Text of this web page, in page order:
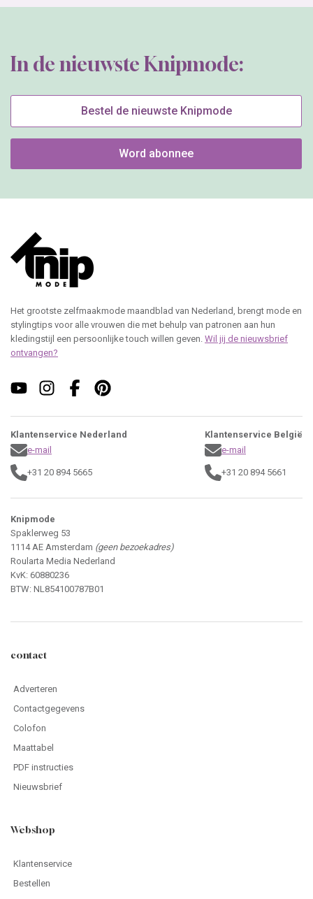
In de nieuwste Knipmode:
Bestel de nieuwste Knipmode
Word abonnee
Het grootste zelfmaakmode maandblad van Nederland, brengt mode en
stylingtips voor alle vrouwen die met behulp van patronen aan hun
kledingstijl een persoonlijke touch willen geven. Wil jij de nieuwsbrief
ontvangen?
Klantenservice Nederland
e-mail
+31 20 894 5665
Klantenservice België
e-mail
+31 20 894 5661
Knipmode
Spaklerweg 53
1114 AE Amsterdam (geen bezoekadres)
Roularta Media Nederland
KvK: 60880236
BTW: NL854100787B01
contact
Adverteren
Contactgegevens
Colofon
Maattabel
PDF instructies
Nieuwsbrief
Webshop
Klantenservice
Bestellen